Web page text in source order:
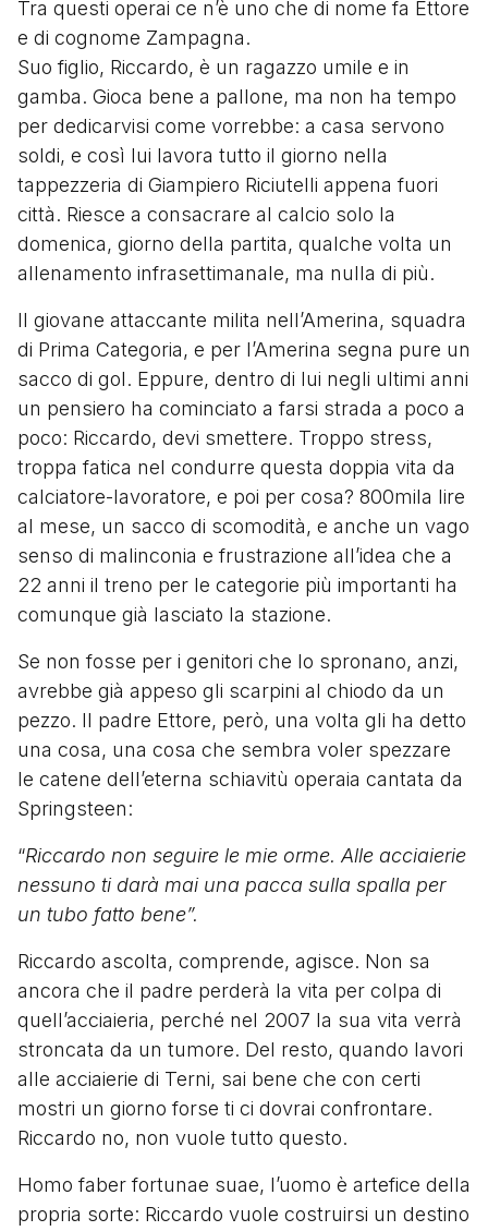
Tra questi operai ce n’è uno che di nome fa Ettore
e di cognome Zampagna.
Suo figlio, Riccardo, è un ragazzo umile e in
gamba. Gioca bene a pallone, ma non ha tempo
per dedicarvisi come vorrebbe: a casa servono
soldi, e così lui lavora tutto il giorno nella
tappezzeria di Giampiero Riciutelli appena fuori
città. Riesce a consacrare al calcio solo la
domenica, giorno della partita, qualche volta un
allenamento infrasettimanale, ma nulla di più.
Il giovane attaccante milita nell’Amerina, squadra
di Prima Categoria, e per l’Amerina segna pure un
sacco di gol. Eppure, dentro di lui negli ultimi anni
un pensiero ha cominciato a farsi strada a poco a
poco: Riccardo, devi smettere. Troppo stress,
troppa fatica nel condurre questa doppia vita da
calciatore-lavoratore, e poi per cosa? 800mila lire
al mese, un sacco di scomodità, e anche un vago
senso di malinconia e frustrazione all’idea che a
22 anni il treno per le categorie più importanti ha
comunque già lasciato la stazione.
Se non fosse per i genitori che lo spronano, anzi,
avrebbe già appeso gli scarpini al chiodo da un
pezzo. Il padre Ettore, però, una volta gli ha detto
una cosa, una cosa che sembra voler spezzare
le catene dell’eterna schiavitù operaia cantata da
Springsteen:
“Riccardo non seguire le mie orme. Alle acciaierie
nessuno ti darà mai una pacca sulla spalla per
un tubo fatto bene”.
Riccardo ascolta, comprende, agisce. Non sa
ancora che il padre perderà la vita per colpa di
quell’acciaieria, perché nel 2007 la sua vita verrà
stroncata da un tumore. Del resto, quando lavori
alle acciaierie di Terni, sai bene che con certi
mostri un giorno forse ti ci dovrai confrontare.
Riccardo no, non vuole tutto questo.
Homo faber fortunae suae, l’uomo è artefice della
propria sorte: Riccardo vuole costruirsi un destino